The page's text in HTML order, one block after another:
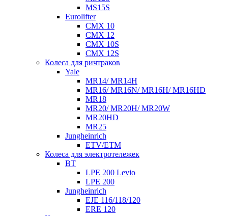
MS15S
Eurolifter
CMX 10
CMX 12
CMX 10S
CMX 12S
Колеса для ричтраков
Yale
MR14/ MR14H
MR16/ MR16N/ MR16H/ MR16HD
MR18
MR20/ MR20H/ MR20W
MR20HD
MR25
Jungheinrich
ETV/ETM
Колеса для электротележек
BT
LPE 200 Levio
LPE 200
Jungheinrich
EJE 116/118/120
ERE 120